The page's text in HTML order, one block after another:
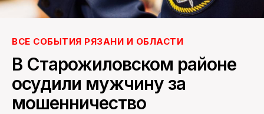
ВСЕ СОБЫТИЯ РЯЗАНИ И ОБЛАСТИ
В Старожиловском районе
осудили мужчину за
мошенничество